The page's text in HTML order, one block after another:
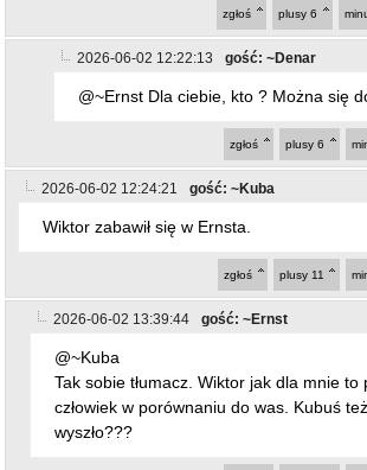
plusy 6
zgłoś
2026-06-02 12:22:13 gość: ~Denar
@~Ernst Dla ciebie, kto ? Można się
plusy 6
zgłoś
2026-06-02 12:24:21 gość: ~Kuba
Wiktor zabawił się w Ernsta.
plusy 11
zgłoś
2026-06-02 13:39:44 gość: ~Ernst
@~Kuba
Tak sobie tłumacz. Wiktor jak dla mnie to
człowiek w porównaniu do was. Kubuś
wyszło???